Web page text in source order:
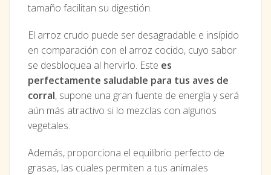
tamaño facilitan su digestión.
El arroz crudo puede ser desagradable e insípido
en comparación con el arroz cocido, cuyo sabor
se desbloquea al hervirlo. Este es
perfectamente saludable para tus aves de
corral, supone una gran fuente de energía y será
aún más atractivo si lo mezclas con algunos
vegetales.
Además, proporciona el equilibrio perfecto de
grasas, las cuales permiten a tus animales